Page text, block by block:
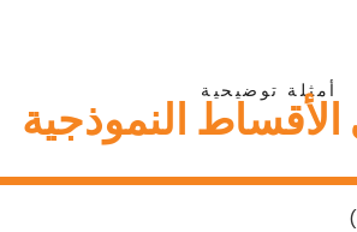
أمثلة توضيحيةالنموذجية